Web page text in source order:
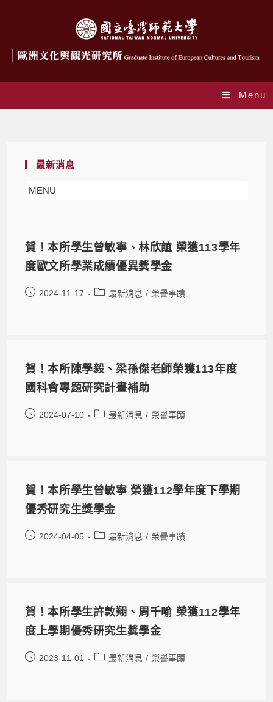
Menu
最新消息
MENU
賀！本所學生曾敏寧、林欣誼 榮獲113學年
度歐文所學業成績優異獎學金
2024-11-17 最新消息 / 榮譽事蹟
賀！本所陳學毅、梁孫傑老師榮獲113年度
國科會專題研究計畫補助
2024-07-10 最新消息 / 榮譽事蹟
賀！本所學生曾敏寧 榮獲112學年度下學期
優秀研究生獎學金
2024-04-05 最新消息 / 榮譽事蹟
賀！本所學生許敦翔、周千喻 榮獲112學年
度上學期優秀研究生獎學金
2023-11-01 最新消息 / 榮譽事蹟